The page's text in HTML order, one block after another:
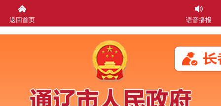
返回首页 语音播报